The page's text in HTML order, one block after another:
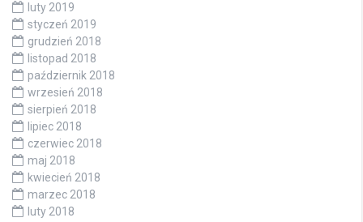
luty 2019
styczeń 2019
grudzień 2018
listopad 2018
październik 2018
wrzesień 2018
sierpień 2018
lipiec 2018
czerwiec 2018
maj 2018
kwiecień 2018
marzec 2018
luty 2018